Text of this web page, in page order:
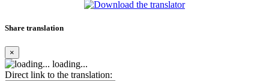
Share translation
×
loading...
Direct link to the translation: